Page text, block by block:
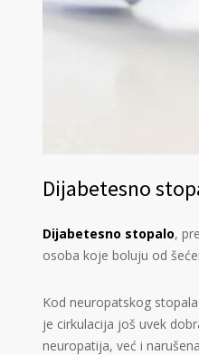
Dijabetesno
Dijabetesno stopalo,
osoba koje boluju od
Kod neuropatskog
je cirkulacija još uvek
neuropatija, već i